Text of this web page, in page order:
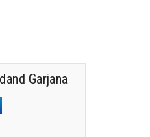
Garjana